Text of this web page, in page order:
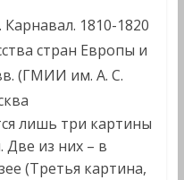
1810-1820
стран Европы и
(ГМИИ им. А. С.
лишь три картины
Две из них – в
(Третья картина,